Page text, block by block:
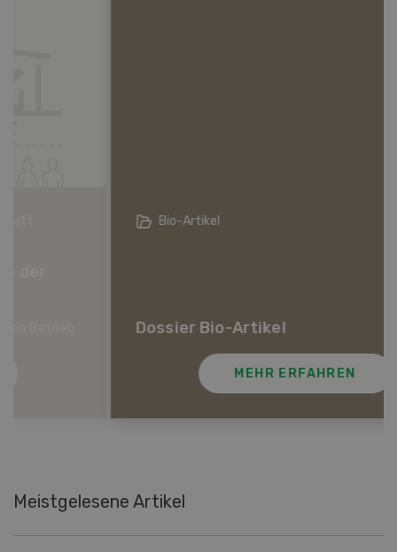
Dossier Bio-Artikel
MEHR ERFAHREN
Meistgelesene Artikel